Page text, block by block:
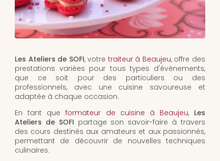
Les Ateliers de SOFI, votre traiteur à Beaujeu, offre des
prestations variées pour tous types d'événements,
que ce soit pour des particuliers ou des
professionnels, avec une cuisine savoureuse et
adaptée à chaque occasion.
En tant queformateur de cuisine à Beaujeu, Les
Ateliers de SOFI partage son savoir-faire à travers
des cours destinés aux amateurs et aux passionnés,
permettant de découvrir de nouvelles techniques
culinaires.